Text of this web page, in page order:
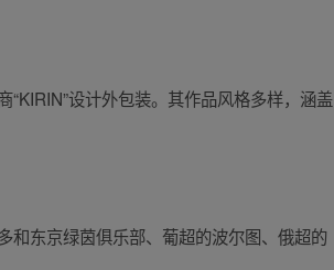
设计外包装。其作品风格多样，涵盖
和东京绿茵俱乐部、葡超的波尔图、俄超的